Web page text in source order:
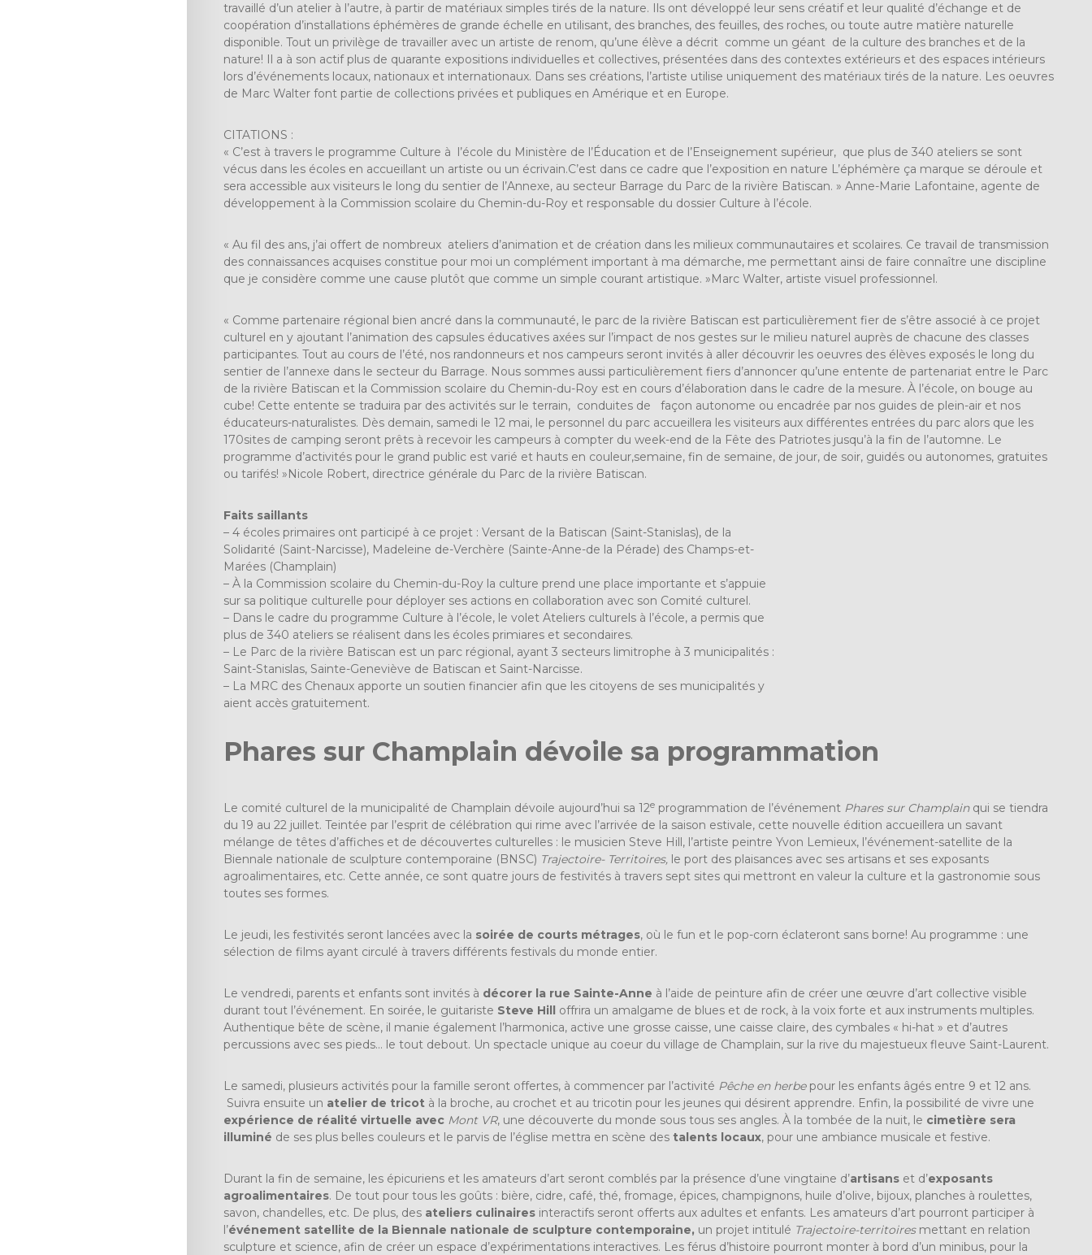
travaillé d’un atelier à l’autre, à partir de matériaux simples tirés de la nature. Ils ont développé leur sens créatif et leur qualité d’échange et de
coopération d’installations éphémères de grande échelle en utilisant, des branches, des feuilles, des roches, ou toute autre matière naturelle
disponible. Tout un privilège de travailler avec un artiste de renom, qu’une élève a décrit comme un géant de la culture des branches et de la
nature! Il a à son actif plus de quarante expositions individuelles et collectives, présentées dans des contextes extérieurs et des espaces intérieurs
lors d’événements locaux, nationaux et internationaux. Dans ses créations, l’artiste utilise uniquement des matériaux tirés de la nature. Les oeuvres
de Marc Walter font partie de collections privées et publiques en Amérique et en Europe.
CITATIONS :
« C’est à travers le programme Culture à l’école du Ministère de l’Éducation et de l’Enseignement supérieur, que plus de 340 ateliers se sont
vécus dans les écoles en accueillant un artiste ou un écrivain.C’est dans ce cadre que l’exposition en nature L’éphémère ça marque se déroule et
sera accessible aux visiteurs le long du sentier de l’Annexe, au secteur Barrage du Parc de la rivière Batiscan. » Anne-Marie Lafontaine, agente de
développement à la Commission scolaire du Chemin-du-Roy et responsable du dossier Culture à l’école.
« Au fil des ans, j’ai offert de nombreux ateliers d’animation et de création dans les milieux communautaires et scolaires. Ce travail de transmission
des connaissances acquises constitue pour moi un complément important à ma démarche, me permettant ainsi de faire connaître une discipline
que je considère comme une cause plutôt que comme un simple courant artistique. »Marc Walter, artiste visuel professionnel.
« Comme partenaire régional bien ancré dans la communauté, le parc de la rivière Batiscan est particulièrement fier de s’être associé à ce projet
culturel en y ajoutant l’animation des capsules éducatives axées sur l’impact de nos gestes sur le milieu naturel auprès de chacune des classes
participantes. Tout au cours de l’été, nos randonneurs et nos campeurs seront invités à aller découvrir les oeuvres des élèves exposés le long du
sentier de l’annexe dans le secteur du Barrage. Nous sommes aussi particulièrement fiers d’annoncer qu’une entente de partenariat entre le Parc
de la rivière Batiscan et la Commission scolaire du Chemin-du-Roy est en cours d’élaboration dans le cadre de la mesure. À l’école, on bouge au
cube! Cette entente se traduira par des activités sur le terrain, conduites de façon autonome ou encadrée par nos guides de plein-air et nos
éducateurs-naturalistes. Dès demain, samedi le 12 mai, le personnel du parc accueillera les visiteurs aux différentes entrées du parc alors que les
170sites de camping seront prêts à recevoir les campeurs à compter du week-end de la Fête des Patriotes jusqu’à la fin de l’automne. Le
programme d’activités pour le grand public est varié et hauts en couleur,semaine, fin de semaine, de jour, de soir, guidés ou autonomes, gratuites
ou tarifés! »Nicole Robert, directrice générale du Parc de la rivière Batiscan.
Faits saillants
– 4 écoles primaires ont participé à ce projet : Versant de la Batiscan (Saint-Stanislas), de la
Solidarité (Saint-Narcisse), Madeleine de-Verchère (Sainte-Anne-de la Pérade) des Champs-et-
Marées (Champlain)
– À la Commission scolaire du Chemin-du-Roy la culture prend une place importante et s’appuie
sur sa politique culturelle pour déployer ses actions en collaboration avec son Comité culturel.
– Dans le cadre du programme Culture à l’école, le volet Ateliers culturels à l’école, a permis que
plus de 340 ateliers se réalisent dans les écoles primiares et secondaires.
– Le Parc de la rivière Batiscan est un parc régional, ayant 3 secteurs limitrophe à 3 municipalités :
Saint-Stanislas, Sainte-Geneviève de Batiscan et Saint-Narcisse.
– La MRC des Chenaux apporte un soutien financier afin que les citoyens de ses municipalités y
aient accès gratuitement.
Phares sur Champlain dévoile sa programmation
Le comité culturel de la municipalité de Champlain dévoile aujourd’hui sa 12e programmation de l’événement Phares sur Champlainqui se tiendra
du 19 au 22 juillet. Teintée par l’esprit de célébration qui rime avec l’arrivée de la saison estivale, cette nouvelle édition accueillera un savant
mélange de têtes d’affiches et de découvertes culturelles : le musicien Steve Hill, l’artiste peintre Yvon Lemieux, l’événement-satellite de la
Biennale nationale de sculpture contemporaine (BNSC) Trajectoire- Territoires, le port des plaisances avec ses artisans et ses exposants
agroalimentaires, etc. Cette année, ce sont quatre jours de festivités à travers sept sites qui mettront en valeur la culture et la gastronomie sous
toutes ses formes.
Le jeudi, les festivités seront lancées avec la soirée de courts métrages, où le fun et le pop-corn éclateront sans borne! Au programme : une
sélection de films ayant circulé à travers différents festivals du monde entier.
Le vendredi, parents et enfants sont invités à décorer la rue Sainte-Anne à l’aide de peinture afin de créer une œuvre d’art collective visible
durant tout l’événement. En soirée, le guitariste Steve Hill
offrira un amalgame de blues et de rock, à la voix forte et aux instruments multiples.
Authentique bête de scène, il manie également l’harmonica, active une grosse caisse, une caisse claire, des cymbales « hi-hat » et d’autres
percussions avec ses pieds… le tout debout. Un spectacle unique au coeur du village de Champlain, sur la rive du majestueux fleuve Saint-Laurent.
Le samedi, plusieurs activités pour la famille seront offertes, à commencer par l’activité Pêche en herbepour les enfants âgés entre 9 et 12 ans.
Suivra ensuite un atelier de tricot à la broche, au crochet et au tricotin pour les jeunes qui désirent apprendre. Enfin, la possibilité de vivre une
expérience de réalité virtuelle avec Mont VR, une découverte du monde sous tous ses angles. À la tombée de la nuit, le cimetière sera
illuminé de ses plus belles couleurs et le parvis de l’église mettra en scène des talents locaux, pour une ambiance musicale et festive.
Durant la fin de semaine, les épicuriens et les amateurs d’art seront comblés par la présence d’une vingtaine d’artisans et d’exposants
agroalimentaires. De tout pour tous les goûts : bière, cidre, café, thé, fromage, épices, champignons, huile d’olive, bijoux, planches à roulettes,
savon, chandelles, etc. De plus, des ateliers culinaires interactifs seront offerts aux adultes et enfants. Les amateurs d’art pourront participer à
l’événement satellite de la Biennale nationale de sculpture contemporaine, un projet intitulé Trajectoire-territoiresmettant en relation
sculpture et science, afin de créer un espace d’expérimentations interactives. Les férus d’histoire pourront monter à bord d’un minibus, pour la